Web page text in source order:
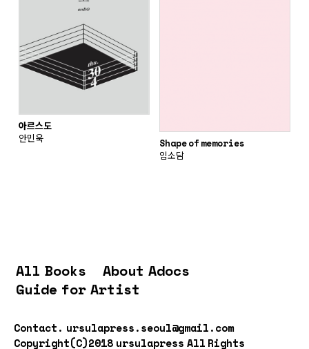
아르스도
안민욱
Shape of memories
임소담
All Books
About Adocs
Guide for Artist
Contact. ursulapress.seoul@gmail.com
Copyright(C)2018 ursulapress All Rights